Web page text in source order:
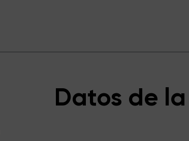
Datos de